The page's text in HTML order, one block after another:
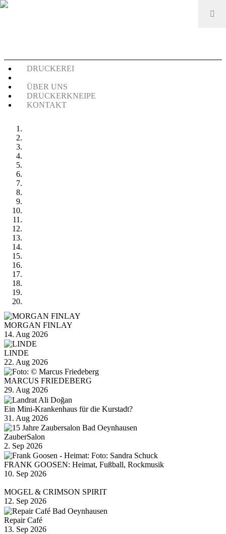
DRUCKEREI
ÜBER UNS
DRUCKERKNEIPE
KONTAKT
MORGAN FINLAY
14. Aug 2026
LINDE
22. Aug 2026
MARCUS FRIEDEBERG
29. Aug 2026
Ein Mini-Krankenhaus für die Kurstadt?
31. Aug 2026
ZauberSalon
2. Sep 2026
FRANK GOOSEN: Heimat, Fußball, Rockmusik
10. Sep 2026
MOGEL & CRIMSON SPIRIT
12. Sep 2026
Repair Café
13. Sep 2026